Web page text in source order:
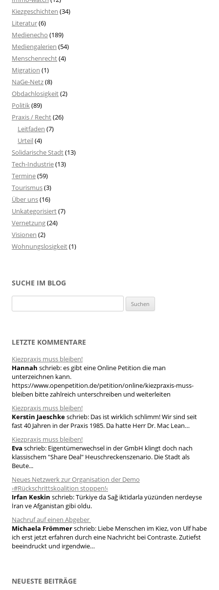
Kiezgeschichten (34)
Literatur(6)
Medienecho (189)
Mediengalerien (54)
Menschenrecht(4)
Migration (1)
NaGe-Netz(8)
Obdachlosigkeit(2)
Politik(89)
Praxis / Recht(26)
Leitfaden (7)
Urteil(4)
Solidarische Stadt(13)
Tech-Industrie(13)
Termine(59)
Tourismus(3)
Über uns(16)
Unkategorisiert(7)
Vernetzung(24)
Visionen (2)
Wohnungslosigkeit(1)
SUCHE IM BLOG
u
n
n
a
c
h
:
LETZTE KOMMENTARE
Kiezpraxis muss bleiben!
Hannah schrieb:es gibt eine Online Petition die man
unterzeichnen kann.
https://www.openpetition.de/petition/online/kiezpraxis-muss-
bleiben bitte zahlreich unterschreiben und weiterleiten
Kiezpraxis muss bleiben!
Kerstin Jaeschkeschrieb: Das ist wirklich schlimm! Wir sind seit
fast 40 Jahren in der Praxis 1985. Da hatte Herr Dr. Mac Lean…
Kiezpraxis muss bleiben!
Eva schrieb: Eigentümerwechsel in der GmbH klingt doch nach
klassischem "Share Deal" Heuschreckenszenario. Die Stadt als
Beute...
Neues Netzwerk zur Organisation der Demo
›#Rückschrittskoalition stoppen!‹
Irfan Keskin schrieb:Türkiye da Sağ iktidarla yüzünden nerdeyse
İran ve Afganistan gibi oldu.
Nachruf auf einen Abgeber
Michaela Frömmerschrieb: Liebe Menschen im Kiez, von Ulf habe
ich erst jetzt erfahren durch eine Nachricht bei Contraste. Zutiefst
beeindruckt und irgendwie…
NEUESTE BEITRÄGE